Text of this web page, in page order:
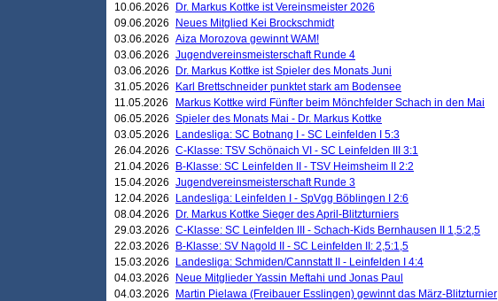
10.06.2026
Dr. Markus Kottke ist Vereinsmeister 2026
09.06.2026
Neues Mitglied Kei Brockschmidt
03.06.2026 Aiza Morozova gewinnt WAM!
03.06.2026 Jugendvereinsmeisterschaft Runde 4
03.06.2026
Dr. Markus Kottke ist Spieler des Monats Juni
31.05.2026
Karl Brettschneider punktet stark am Bodensee
11.05.2026
Markus Kottke wird Fünfter beim Mönchfelder Schach in den Mai
06.05.2026 Spieler des Monats Mai - Dr. Markus Kottke
03.05.2026
Landesliga: SC Botnang I - SC Leinfelden I 5:3
26.04.2026 C-Klasse: TSV Schönaich VI - SC Leinfelden III 3:1
21.04.2026
B-Klasse: SC Leinfelden II - TSV Heimsheim II 2:2
15.04.2026 Jugendvereinsmeisterschaft Runde 3
12.04.2026
Landesliga: Leinfelden I - SpVgg Böblingen I 2:6
08.04.2026
Dr. Markus Kottke Sieger des April-Blitzturniers
29.03.2026 C-Klasse: SC Leinfelden III - Schach-Kids Bernhausen II 1,5:2,5
22.03.2026
B-Klasse: SV Nagold II - SC Leinfelden II: 2,5:1,5
15.03.2026
Landesliga: Schmiden/Cannstatt II - Leinfelden I 4:4
04.03.2026
Neue Mitglieder Yassin Meftahi und Jonas Paul
04.03.2026
Martin Pielawa (Freibauer Esslingen) gewinnt das März-Blitzturnier